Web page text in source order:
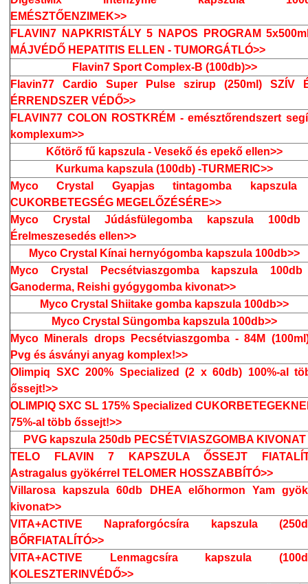
EMÉSZTŐENZIMEK>>
FLAVIN7 NAPKRISTÁLY 5 NAPOS PROGRAM
MÁJVÉDŐ HEPATITIS ELLEN - TUMORGÁTLÓ>>
Flavin7 Sport Complex-B (100db)>>
Flavin77 Cardio Super Pulse szirup (250ml) SZÍV
ÉRRENDSZER VÉDŐ>>
FLAVIN77 COLON ROSTKRÉM - emésztőrendszert
komplexum>>
Kőtörő fű kapszula - Vesekő és epekő ellen>>
Kurkuma kapszula (100db) -TURMERIC>>
Myco Crystal Gyapjas tintagomba
CUKORBETEGSÉG MEGELŐZÉSÉRE>>
Myco Crystal Júdásfülegomba kapszula
Érelmeszesedés ellen>>
Myco Crystal Kínai hernyógomba kapszula 100db>>
Myco Crystal Pecsétviaszgomba kapszula
Ganoderma, Reishi gyógygomba kivonat>>
Myco Crystal Shiitake gomba kapszula 100db>>
Myco Crystal Süngomba kapszula 100db>>
Myco Minerals drops Pecsétviaszgomba - 84M
Pvg és ásványi anyag komplex!>>
Olimpiq SXC 200% Specialized (2 x 60db) 100%-al
őssejt!>>
OLIMPIQ SXC SL 175% Specialized
75%-al több őssejt!>>
PVG kapszula 250db PECSÉTVIASZGOMBA KIVONAT
TELO FLAVIN 7 KAPSZULA ŐSSEJT
Astragalus gyökérrel TELOMER HOSSZABBÍTÓ>>
Villarosa kapszula 60db DHEA előhormon Yam
kivonat>>
VITA+ACTIVE Napraforgócsíra kapszula
BŐRFIATALÍTÓ>>
VITA+ACTIVE Lenmagcsíra kapszula
KOLESZTERINVÉDŐ>>